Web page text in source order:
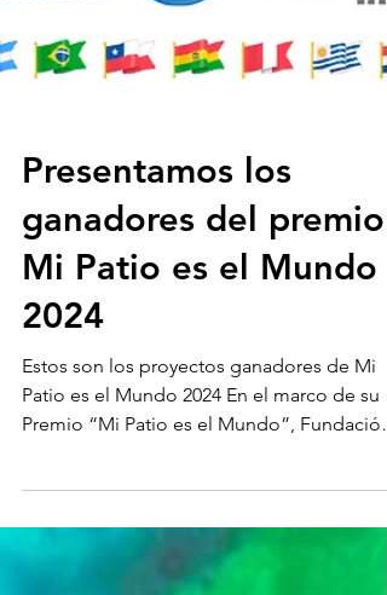
Presentamos los
ganadores del premio
Mi Patio es el Mundo
2024
Patio es el Mundo 2024 En el marco de su
Arcor anuncia...